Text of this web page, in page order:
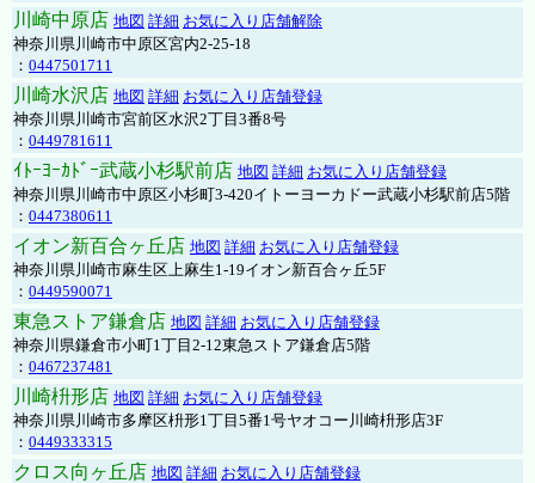
川崎中原店 地図 詳細 お気に入り店舗解除
神奈川県川崎市中原区宮内2-25-18
： 0447501711
川崎水沢店 地図 詳細 お気に入り店舗登録
神奈川県川崎市宮前区水沢2丁目3番8号
： 0449781611
ｲﾄｰﾖｰｶﾄﾞｰ武蔵小杉駅前店 地図 詳細 お気に入り店舗登録
神奈川県川崎市中原区小杉町3-420イトーヨーカドー武蔵小杉駅前店5階
： 0447380611
イオン新百合ヶ丘店 地図 詳細 お気に入り店舗登録
神奈川県川崎市麻生区上麻生1-19イオン新百合ヶ丘5F
： 0449590071
東急ストア鎌倉店 地図 詳細 お気に入り店舗登録
神奈川県鎌倉市小町1丁目2-12東急ストア鎌倉店5階
： 0467237481
川崎枡形店 地図 詳細 お気に入り店舗登録
神奈川県川崎市多摩区枡形1丁目5番1号ヤオコー川崎枡形店3F
： 0449333315
クロス向ヶ丘店 地図 詳細 お気に入り店舗登録